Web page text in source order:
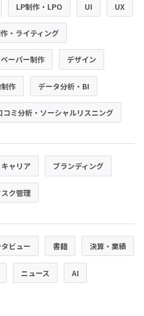
LP制作・LPO UI UX
・ライティング
ーパー制作 デザイン
作 データ分析・BI
コミ分析・ソーシャルリスニング
キャリア ブランディング
スク管理
ビュー 書籍 決算・業績
ニュース AI